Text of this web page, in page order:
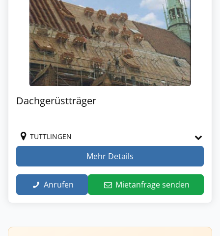
Dachgerüstträger
TUTTLINGEN
Mehr Details
Anrufen Mietanfrage senden